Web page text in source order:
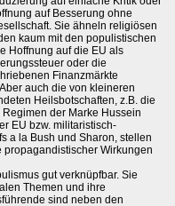
auf Besserung ohne
Sie ähneln religiösen
kaum mit den populistischen
Hoffnung auf die EU als
oder die
Finanzmärkte
auch die von kleineren
Heilsbotschaften, z.B. die
der Marke Hussein
EU bzw. militaristisch-
a la Bush und Sharon, stellen
propagandistischer Wirkungen
gut verknüpfbar. Sie
Themen und ihre
sind neben den